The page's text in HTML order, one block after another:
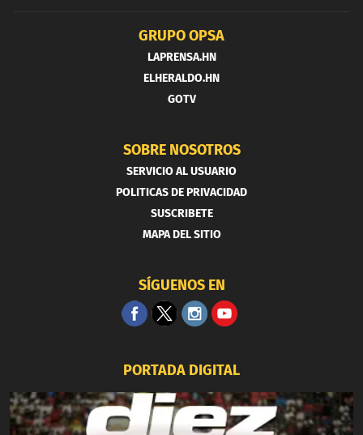
GRUPO OPSA
LAPRENSA.HN
ELHERALDO.HN
GOTV
SOBRE NOSOTROS
SERVICIO AL USUARIO
POLITICAS DE PRIVACIDAD
SUSCRIBETE
MAPA DEL SITIO
SÍGUENOS EN
PORTADA DIGITAL